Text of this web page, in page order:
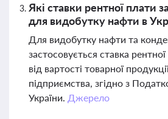
Які ставки рентної плати
для видобутку нафти в
Для видобутку нафти та
застосовується ставка
від вартості товарної
підприємства, згідно з
України. Джерело